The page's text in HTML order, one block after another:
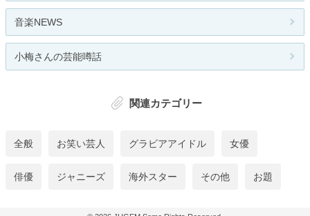
音楽NEWS
小梅さんの芸能噂話
関連カテゴリー
全般 お笑い芸人 グラビアアイドル 女優
俳優 ジャニーズ 海外スター その他 お題